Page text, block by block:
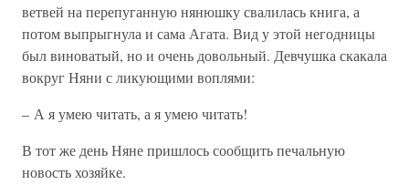
ветвей на перепуганную нянюшку свалилась книга, а
потом выпрыгнула и сама Агата. Вид у этой негодницы
был виноватый, но и очень довольный. Девчушка скакала
вокруг Няни с ликующими воплями:
– А я умею читать, а я умею читать!
В тот же день Няне пришлось сообщить печальную
новость хозяйке.